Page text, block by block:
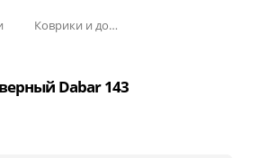
Коврики и дорожки пористые (Лапша)
Dabar 143